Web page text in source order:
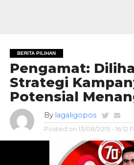
BERITA PILIHAN
Pengamat:
Strategi
Potensial
By lagaligopos
Posted on 13/08/2015 - 16:12